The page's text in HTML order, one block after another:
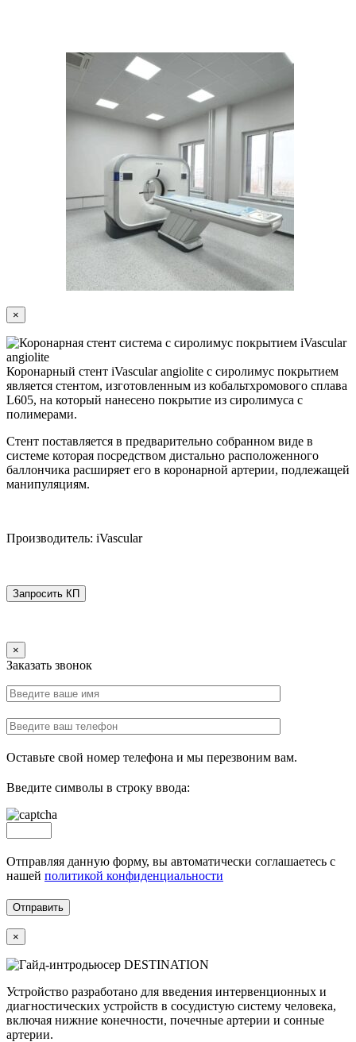
×
Коронарный стент iVascular angiolite с сиролимус покрытием
является стентом, изготовленным из кобальтхромового сплава
L605, на который нанесено покрытие из сиролимуса с
полимерами.
Стент поставляется в предварительно собранном виде в
системе которая посредством дистально расположенного
баллончика расширяет его в коронарной артерии, подлежащей
манипуляциям.
Производитель: iVascular
Запросить КП
×
Заказать звонок
Оставьте свой номер телефона и мы перезвоним вам.
Введите символы в строку ввода:
Отправляя данную форму, вы автоматически соглашаетесь с
нашей политикой конфиденциальности
×
Устройство разработано для введения интервенционных и
диагностических устройств в сосудистую систему человека,
включая нижние конечности, почечные артерии и сонные
артерии.